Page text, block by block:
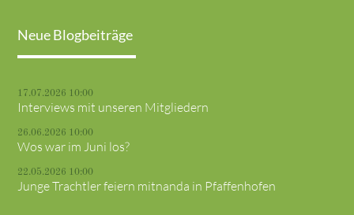
Neue Blogbeiträge
17.07.2026 10:00
Interviews mit unseren Mitgliedern
26.06.2026 10:00
Wos war im Juni los?
22.05.2026 10:00
Junge Trachtler feiern mitnanda in Pfaffenhofen